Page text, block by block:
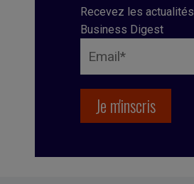
Recevez les actualités
Business Digest